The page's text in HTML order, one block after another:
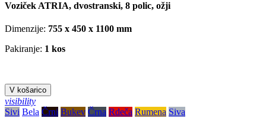
Voziček ATRIA, dvostranski, 8 polic, ožji
Dimenzije: 755 x 450 x 1100 mm
Pakiranje: 1 kos
V košarico
visibility
Sivi Bela Črni Bukev Črna Rdeča Rumena Siva